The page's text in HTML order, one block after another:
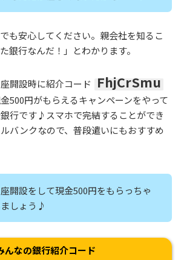
も安心してください。親会社を知るこ
銀行なんだ！」とわかります。
開設時に紹介コード FhjCrSmu
500円がもらえるキャンペーンをやって
行です♪スマホで完結することができ
バンクなので、普段遣いにもおすすめ
開設をして現金500円をもらっちゃ
しょう♪
んなの銀行紹介コード